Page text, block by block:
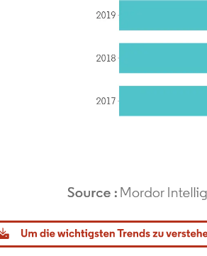
Intelligence. Wiederverwendung erfordert